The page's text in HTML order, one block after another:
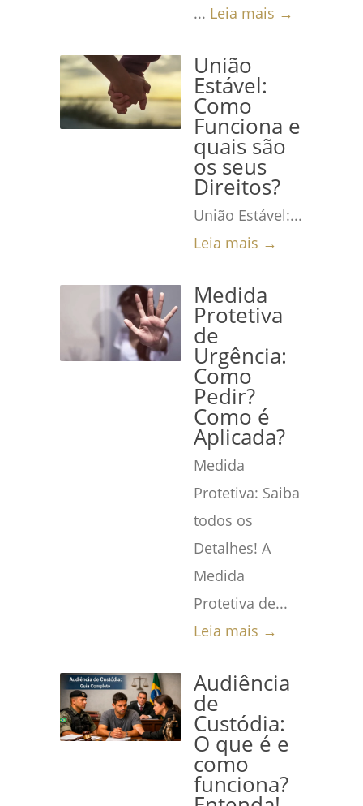
... Leia mais →
União
Estável:
Como
Funciona e
quais são
os seus
Direitos?
União Estável:...
Leia mais →
Medida
Protetiva
de
Urgência:
Como
Pedir?
Como é
Aplicada?
Medida
Protetiva: Saiba
todos os
Detalhes! A
Medida
Protetiva de...
Leia mais →
Audiência
de
Custódia:
O que é e
como
funciona?